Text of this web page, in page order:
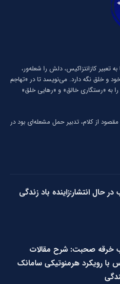
تعبیر كازانتزاكیس، دلش را شعله‌ور،
و خلق نگه دارد. می‌نویسد تا در «تهاجم
به «رستگاری خالق» و «رهایی خلق»
مقصود از کلام، تدبیر حمل مشعله‌ای بود در
در حال انتشار:زاینده باد زندگی
خرقه صحبت: شرح مقالات
با رویکرد هرمنوتیکی سامانک